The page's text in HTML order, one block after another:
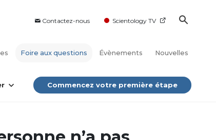
Contactez-nous Scientology TV
Foire aux questions Évènements Nouvelles
Commencez votre première étape